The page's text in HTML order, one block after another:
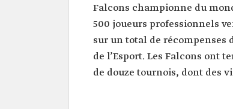
Falcons championne du
500 joueurs professionnels
sur un total de
de l’Esport. Les Falcons ont
de douze tournois, dont des